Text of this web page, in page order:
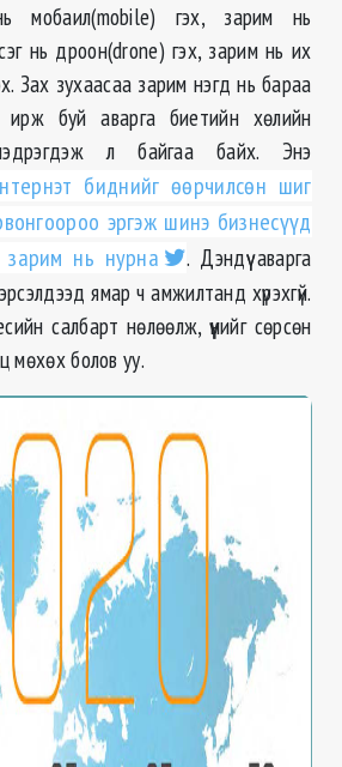
мобаил(mobile) гэх, зарим нь
нь дроон(drone) гэх, зарим нь их
Зах зухаасаа зарим нэгд нь бараа
ирж буй аварга биетийн хөлийн
л байгаа байх. Энэ
биднийг өөрчилсөн шиг
эргэж шинэ бизнесүүд
нь нурна
. Дэндүү аварга
ямар ч амжилтанд хүрэхгүй.
салбарт нөлөөлж, үүнийг сөрсөн
мөхөх болов уу.